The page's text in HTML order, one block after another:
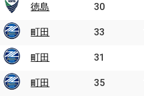
徳島 30
町田 33
町田 31
町田 35
徳島
町田
町田
町田